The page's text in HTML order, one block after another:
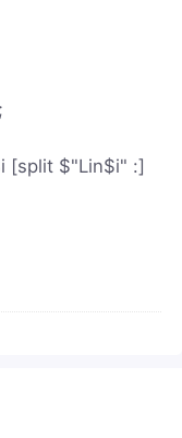
[split $"Lin$i" :]